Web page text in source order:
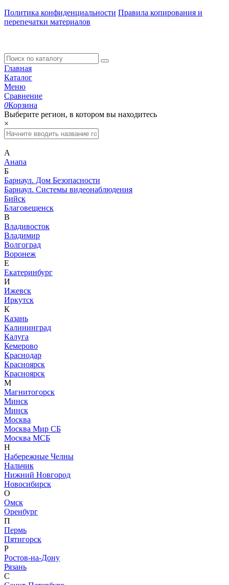
Политика конфиденциальности Правила копирования и
перепечатки материалов
Главная
Каталог
Меню
Сравнение
0Корзина
Выберите регион, в котором вы находитесь
×
А
Анапа
Б
Барнаул. Дом Безопасности
Барнаул. Системы видеонаблюдения
Бийск
Благовещенск
В
Владивосток
Владимир
Волгоград
Воронеж
Е
Екатеринбург
И
Ижевск
Иркутск
К
Казань
Калининград
Калуга
Кемерово
Краснодар
Красноярск
Красноярск
М
Магнитогорск
Минск
Минск
Москва
Москва Мир СБ
Москва МСБ
Н
Набережные Челны
Нальчик
Нижний Новгород
Новосибирск
О
Омск
Оренбург
П
Пермь
Пятигорск
Р
Ростов-на-Дону
Рязань
С